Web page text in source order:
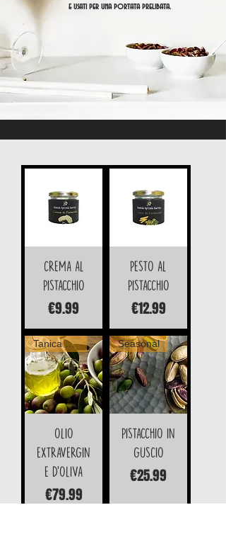
e usati per una portata prelibata.
CREMA AL
PISTACCHIO
Price
€9.99
PESTO AL
PISTACCHIO
Price
€12.99
Tanica da 5LT
OLIO
EXTRAVERGIN
E D'OLIVA
Price
€79.99
Seasonal
PISTACCHIO IN
GUSCIO
Price
€25.99